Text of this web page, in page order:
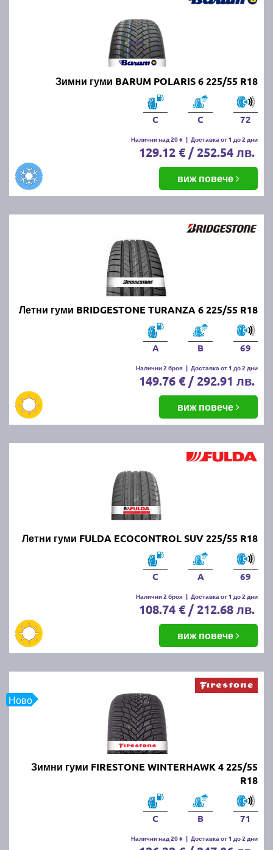
Зимни гуми BARUM POLARIS 6 225/55 R18
C C 72
Налични над 20 + | Доставка от 1 до 2 дни
129.12 € / 252.54 лв.
виж повече
Летни гуми BRIDGESTONE TURANZA 6 225/55 R18
A B 69
Налични 2 броя | Доставка от 1 до 2 дни
149.76 € / 292.91 лв.
виж повече
Летни гуми FULDA ECOCONTROL SUV 225/55 R18
C A 69
Налични 2 броя | Доставка от 1 до 2 дни
108.74 € / 212.68 лв.
виж повече
Ново
Зимни гуми FIRESTONE WINTERHAWK 4 225/55
R18
C B 71
Налични над 20 + | Доставка от 1 до 2 дни